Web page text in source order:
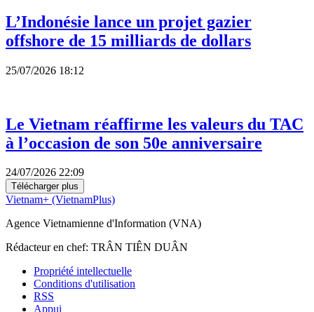
L’Indonésie lance un projet gazier
offshore de 15 milliards de dollars
25/07/2026 18:12
Le Vietnam réaffirme les valeurs du TAC
à l’occasion de son 50e anniversaire
24/07/2026 22:09
Télécharger plus
Vietnam+ (VietnamPlus)
Agence Vietnamienne d'Information (VNA)
Rédacteur en chef: TRÂN TIÊN DUÂN
Propriété intellectuelle
Conditions d'utilisation
RSS
Appui